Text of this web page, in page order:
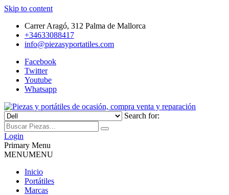
Skip to content
Carrer Aragó, 312 Palma de Mallorca
+34633088417
info@piezasyportatiles.com
Facebook
Twitter
Youtube
Whatsapp
Piezas y portátiles de ocasión,
compra venta y reparación
Todo lo que necesitas para reparar tu portatil, Pantallas, Teclas,
Teclados, Baterías, Carcasas, Placas, Gráficas, Procesadores,
Ventiladores
Search for:
Login
Primary Menu
MENUMENU
Inicio
Portátiles
Marcas